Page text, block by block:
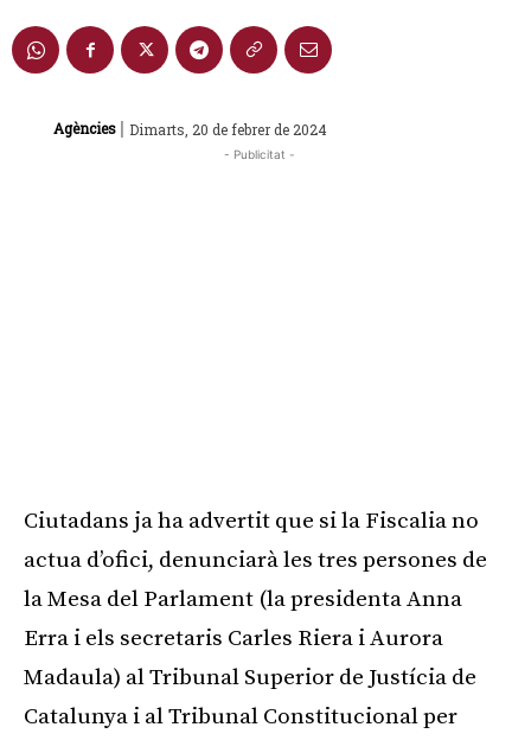
Agències | Dimarts, 20 de febrer de 2024
- Publicitat -
Ciutadans ja ha advertit que si la Fiscalia no
actua d’ofici, denunciarà les tres persones de
la Mesa del Parlament (la presidenta Anna
Erra i els secretaris Carles Riera i Aurora
Madaula) al Tribunal Superior de Justícia de
Catalunya i al Tribunal Constitucional per